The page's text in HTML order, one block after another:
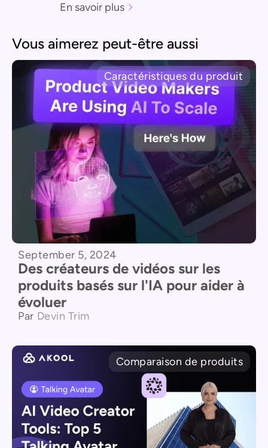
En savoir plus
Vous aimerez peut-être aussi
Caractéristiques du produit
September 5, 2024
Des créateurs de vidéos sur les
produits basés sur l'IA pour aider à
évoluer
Par Devin Trim
Comparaison de produits